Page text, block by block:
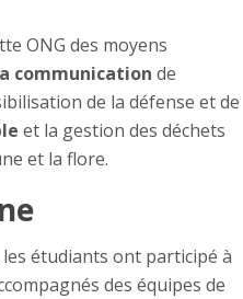
ONG des moyens
communication de
de la défense et de
et la gestion des déchets
et la flore.
étudiants ont participé à
des équipes de